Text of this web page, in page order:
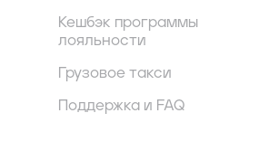
Кешбэк программы
лояльности
Грузовое такси
Поддержка и FAQ